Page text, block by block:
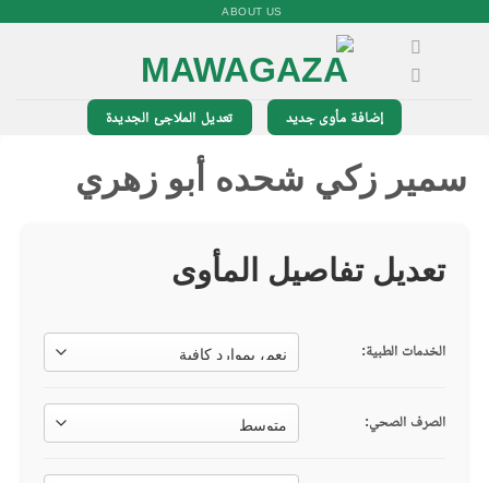
ABOUT US
إضافة مأوى جديد تعديل الملاجئ الجديدة
سمير زكي شحده أبو زهري
تعديل تفاصيل المأوى
الخدمات الطبية:
الصرف الصحي: